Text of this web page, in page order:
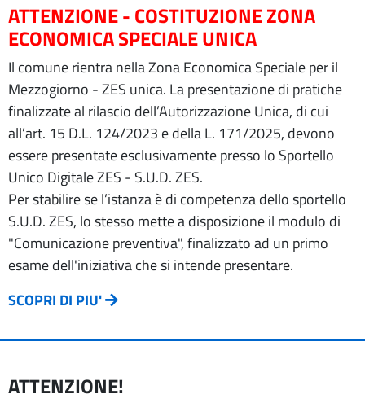
ATTENZIONE - COSTITUZIONE ZONA
ECONOMICA SPECIALE UNICA
Il comune rientra nella Zona Economica Speciale per il
Mezzogiorno - ZES unica. La presentazione di pratiche
finalizzate al rilascio dell’Autorizzazione Unica, di cui
all’art. 15 D.L. 124/2023 e della L. 171/2025, devono
essere presentate esclusivamente presso lo Sportello
Unico Digitale ZES - S.U.D. ZES.
Per stabilire se l’istanza è di competenza dello sportello
S.U.D. ZES, lo stesso mette a disposizione il modulo di
"Comunicazione preventiva", finalizzato ad un primo
esame dell'iniziativa che si intende presentare.
SCOPRI DI PIU'
ATTENZIONE!